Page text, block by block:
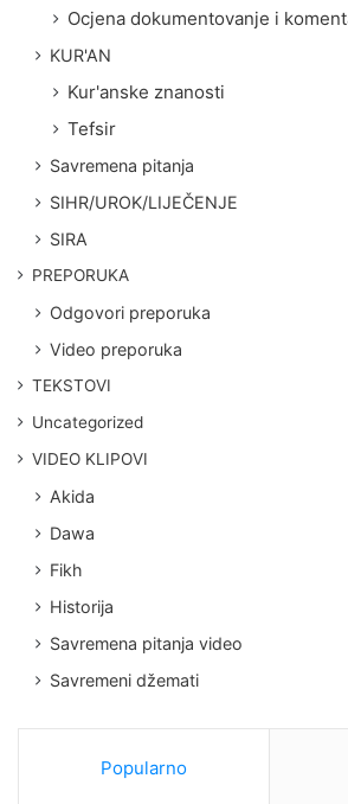
Ocjena dokumentovanje i
KUR'AN
Kur'anske znanosti
Tefsir
Savremena pitanja
SIHR/UROK/LIJEČENJE
SIRA
PREPORUKA
Odgovori preporuka
Video preporuka
TEKSTOVI
Uncategorized
VIDEO KLIPOVI
Akida
Dawa
Fikh
Historija
Savremena pitanja video
Savremeni džemati
Popularno